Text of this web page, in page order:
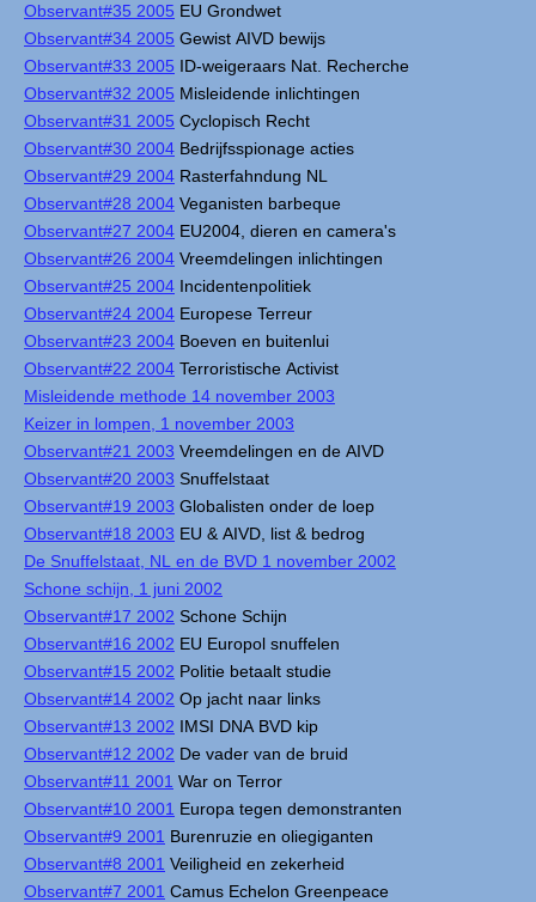
Observant#35 2005 EU Grondwet
Observant#34 2005 Gewist AIVD bewijs
Observant#33 2005 ID-weigeraars Nat. Recherche
Observant#32 2005 Misleidende inlichtingen
Observant#31 2005 Cyclopisch Recht
Observant#30 2004 Bedrijfsspionage acties
Observant#29 2004 Rasterfahndung NL
Observant#28 2004 Veganisten barbeque
Observant#27 2004 EU2004, dieren en camera's
Observant#26 2004 Vreemdelingen inlichtingen
Observant#25 2004 Incidentenpolitiek
Observant#24 2004 Europese Terreur
Observant#23 2004 Boeven en buitenlui
Observant#22 2004 Terroristische Activist
Misleidende methode 14 november 2003
Keizer in lompen, 1 november 2003
Observant#21 2003 Vreemdelingen en de AIVD
Observant#20 2003 Snuffelstaat
Observant#19 2003 Globalisten onder de loep
Observant#18 2003 EU & AIVD, list & bedrog
De Snuffelstaat, NL en de BVD 1 november 2002
Schone schijn, 1 juni 2002
Observant#17 2002 Schone Schijn
Observant#16 2002 EU Europol snuffelen
Observant#15 2002 Politie betaalt studie
Observant#14 2002 Op jacht naar links
Observant#13 2002 IMSI DNA BVD kip
Observant#12 2002 De vader van de bruid
Observant#11 2001 War on Terror
Observant#10 2001 Europa tegen demonstranten
Observant#9 2001 Burenruzie en oliegiganten
Observant#8 2001 Veiligheid en zekerheid
Observant#7 2001 Camus Echelon Greenpeace